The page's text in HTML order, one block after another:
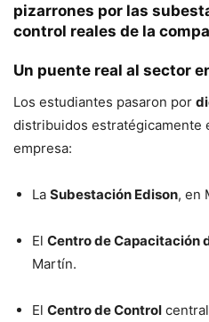
pizarrones por las
control reales de la
Un puente real al sector
Los estudiantes pasaron por
distribuidos estratégicamente
empresa:
La Subestación Edison, en
El Centro de Capacitación
Martín.
El Centro de Control